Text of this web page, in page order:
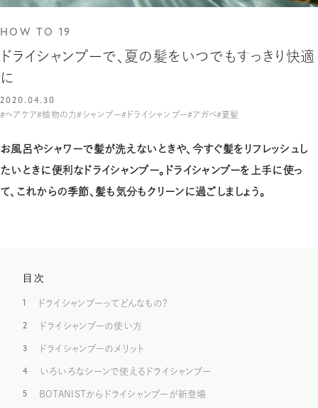
HOW TO 19
ドライシャンプーで、夏の髪をいつでもすっきり快適
に
2020.04.30
#ヘアケア#植物の力#シャンプー#ドライシャンプー#アガベ#夏髪
お風呂やシャワーで髪が洗えないときや、今すぐ髪をリフレッシュし
たいときに便利なドライシャンプー。ドライシャンプーを上手に使っ
て、これからの季節、髪も気分もクリーンに過ごしましょう。
目次
1 ドライシャンプーってどんなもの？
2 ドライシャンプーの使い方
3 ドライシャンプーのメリット
4 いろいろなシーンで使えるドライシャンプー
5 BOTANISTからドライシャンプーが新登場